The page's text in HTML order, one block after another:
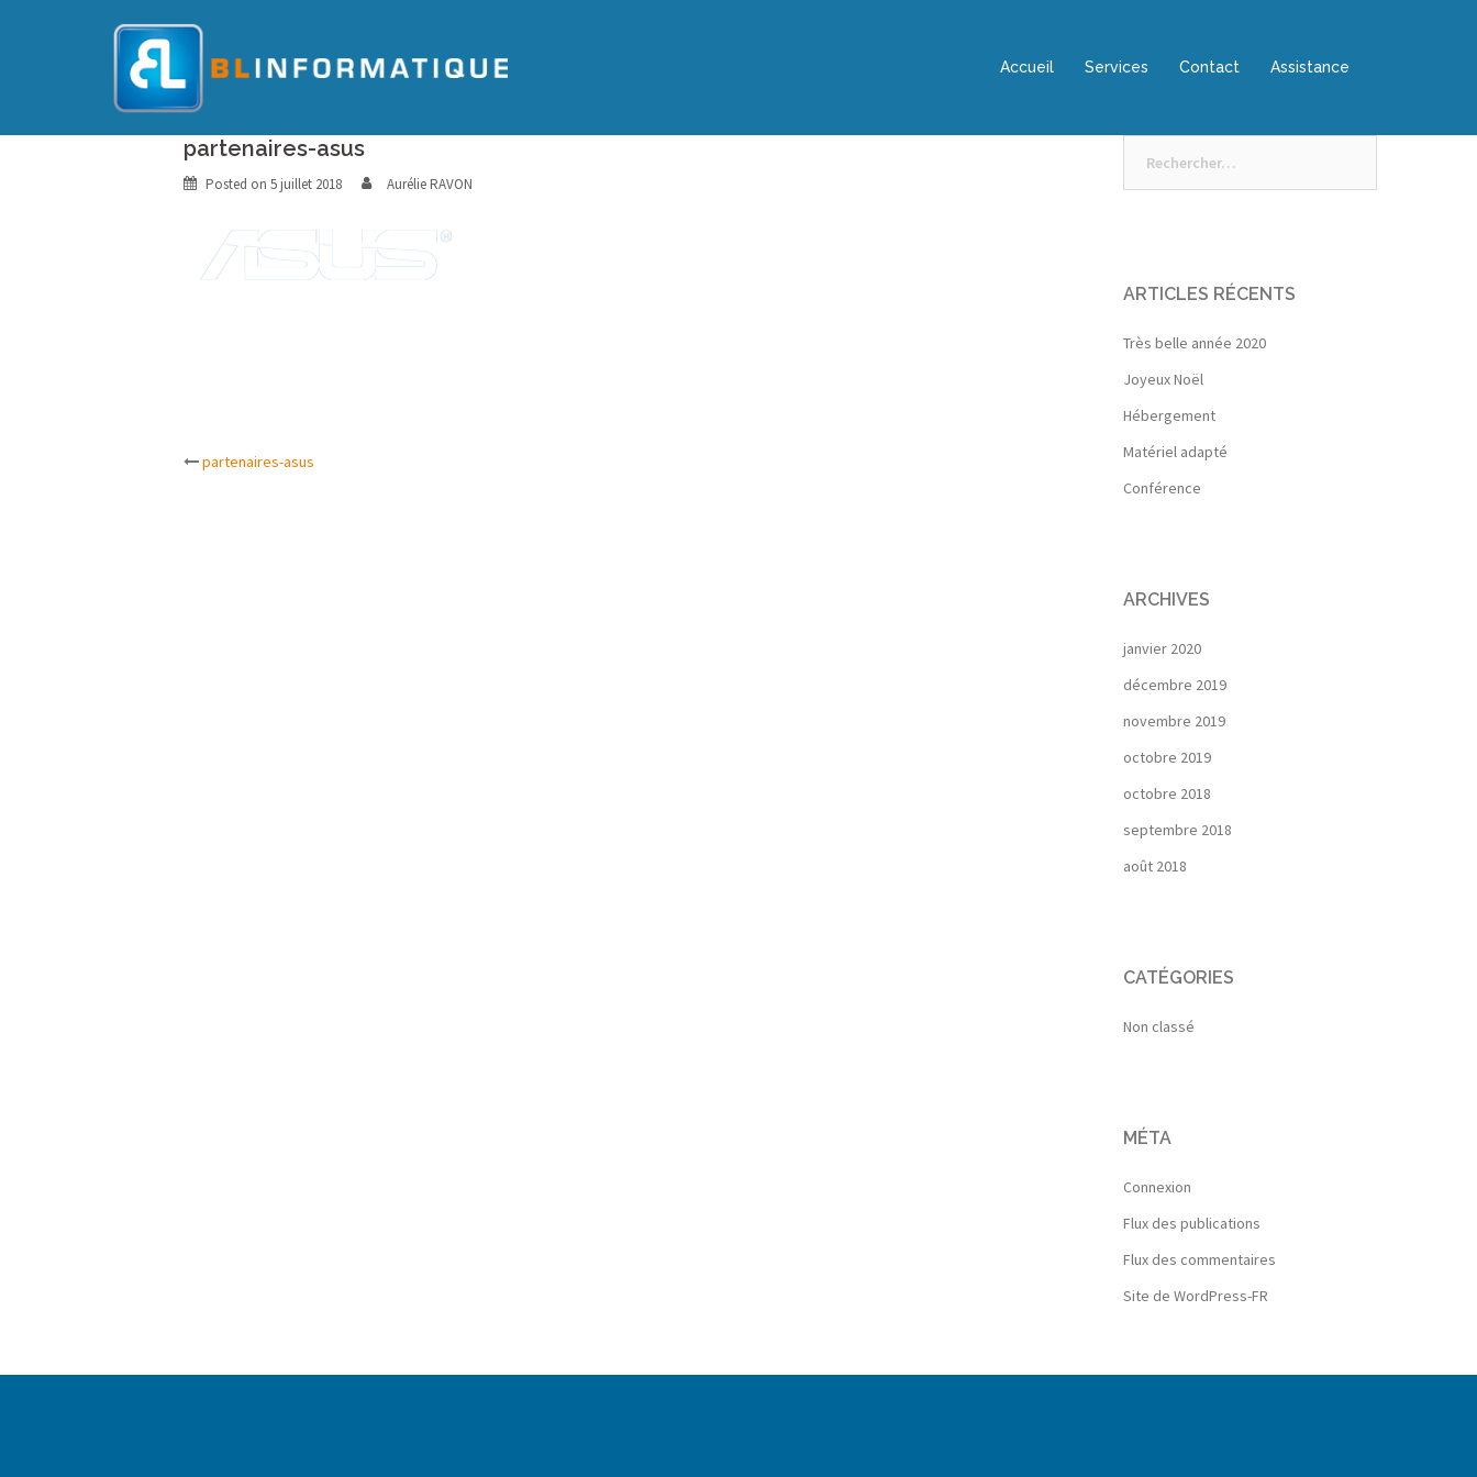
Accueil Services Contact Assistance
partenaires-asus
Posted on 5 juillet 2018 Aurélie RAVON
Post
partenaires-asus
ARTICLES RÉCENTS
Très belle année 2020
Joyeux Noël
Hébergement
Matériel adapté
Conférence
ARCHIVES
janvier 2020
décembre 2019
novembre 2019
octobre 2019
octobre 2018
septembre 2018
août 2018
CATÉGORIES
Non classé
MÉTA
Connexion
Flux des publications
Flux des commentaires
Site de WordPress-FR